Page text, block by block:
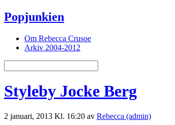
Popjunkien
Om Rebecca Crusoe
Arkiv 2004-2012
Styleby Jocke Berg
2 januari, 2013 Kl. 16:20 av Rebecca (admin)